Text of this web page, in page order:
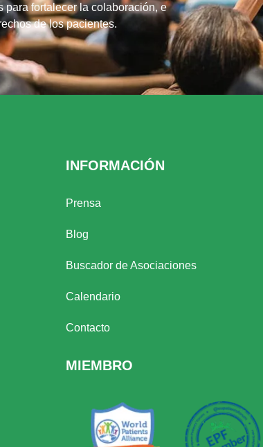
para fortalecer la colaboración, e
de los pacientes.
INFORMACIÓN
Prensa
Blog
Buscador de Asociaciones
Calendario
Contacto
MIEMBRO